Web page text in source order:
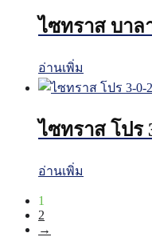
ไซทราส บาล
อ่านเพิ่ม
ไซทราส โปร
อ่านเพิ่ม
1
2
→